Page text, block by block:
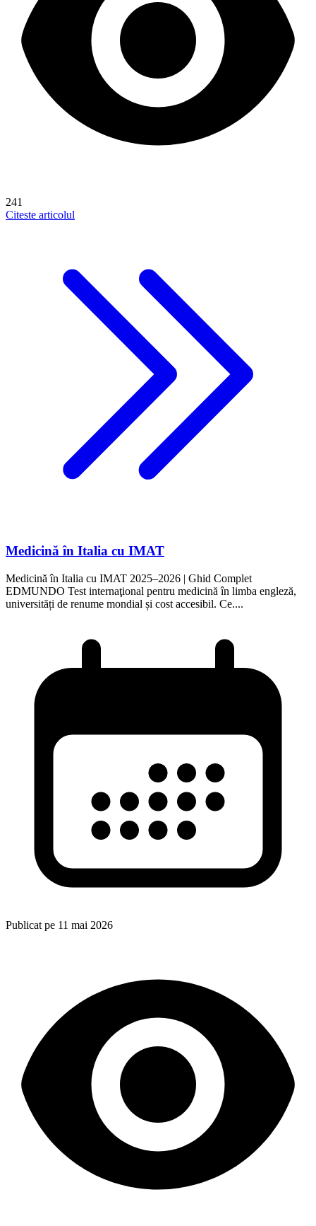
241
Citeste articolul
Medicină în Italia cu IMAT
Medicină în Italia cu IMAT 2025–2026 | Ghid Complet
EDMUNDO Test internaţional pentru medicină în limba engleză,
universități de renume mondial și cost accesibil. Ce....
Publicat pe 11 mai 2026